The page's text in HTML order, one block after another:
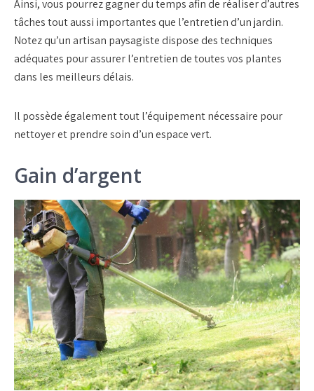
Ainsi, vous pourrez gagner du temps afin de réaliser d’autres
tâches tout aussi importantes que l’entretien d’un jardin.
Notez qu’un artisan paysagiste dispose des techniques
adéquates pour assurer l’entretien de toutes vos plantes
dans les meilleurs délais.
Il possède également tout l’équipement nécessaire pour
nettoyer et prendre soin d’un espace vert.
Gain d’argent